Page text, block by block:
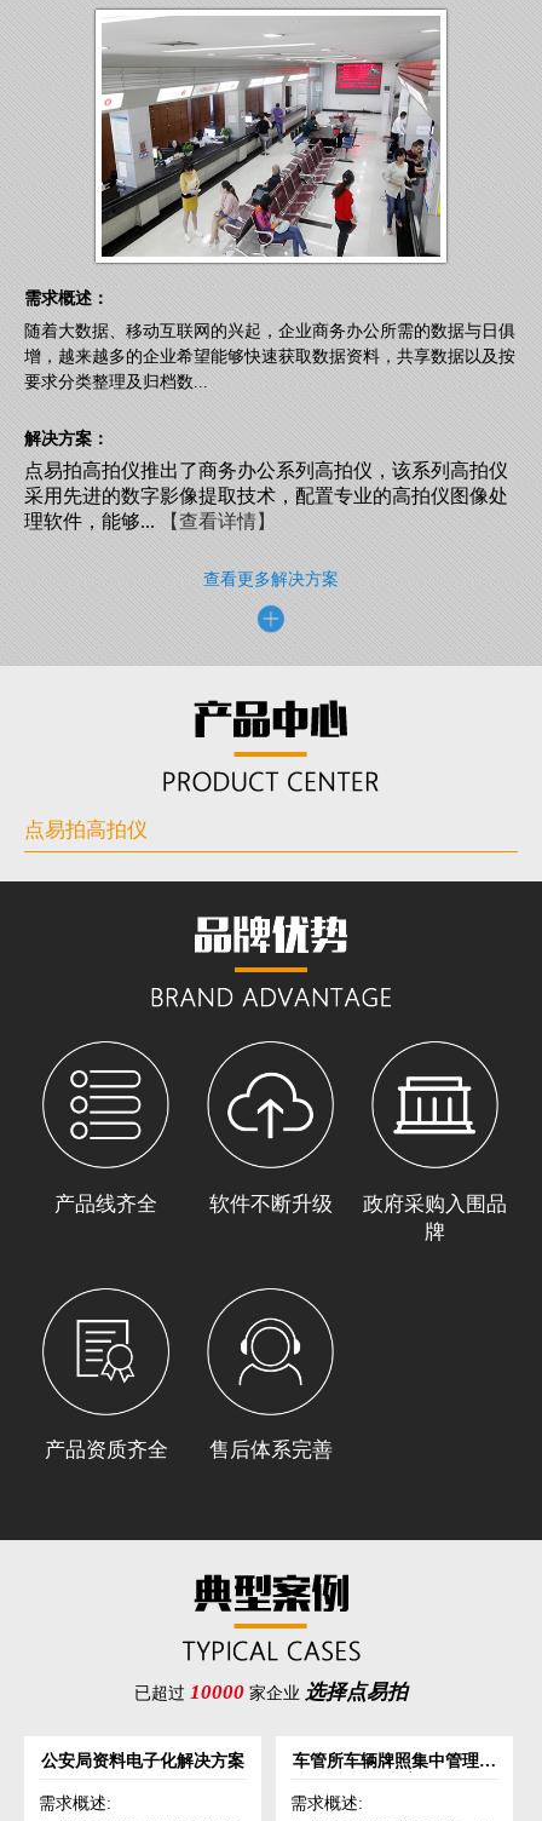
需求概述：
随着大数据、移动互联网的兴起，企业商务办公所需的数据与日俱
增，越来越多的企业希望能够快速获取数据资料，共享数据以及按
要求分类整理及归档数...
解决方案：
点易拍高拍仪推出了商务办公系列高拍仪，该系列高拍仪
采用先进的数字影像提取技术，配置专业的高拍仪图像处
理软件，能够...【查看详情】
查看更多解决方案
点易拍高拍仪
产品线齐全 软件不断升级
政府采购入围品
牌
产品资质齐全 售后体系完善
已超过 10000 家企业 选择点易拍
公安局资料电子化解决方案
需求概述:
车管所车辆牌照集中管理解
需求概述: